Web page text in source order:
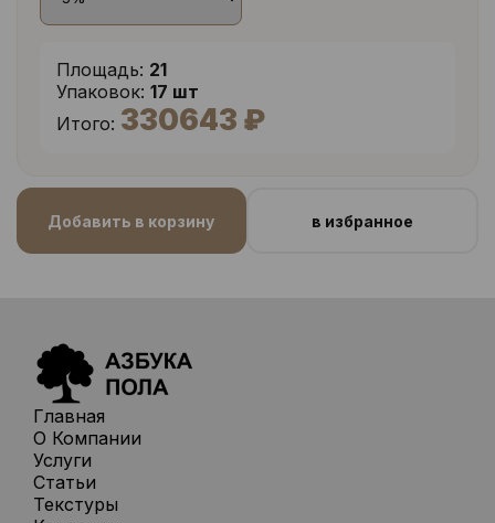
Площадь: 21
Упаковок: 17 шт
Итого: 330643 ₽
Добавить в корзину в избранное
Главная
О Компании
Услуги
Статьи
Текстуры